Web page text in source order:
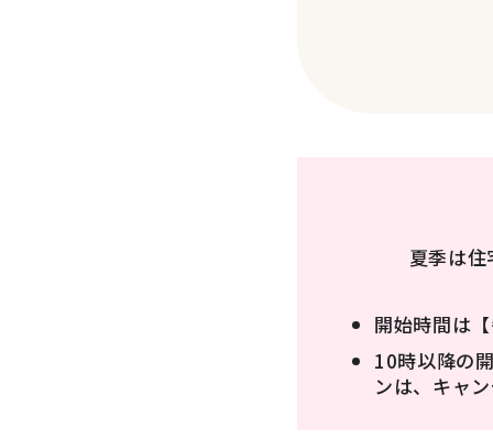
夏季は
開始時間は
10時以降の
ンは、キャ